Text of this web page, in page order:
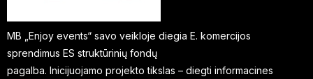
MB „Enjoy events“ savo veikloje diegia E. komercijos
sprendimus ES struktūrinių fondų
pagalba. Inicijuojamo projekto tikslas – diegti informacines